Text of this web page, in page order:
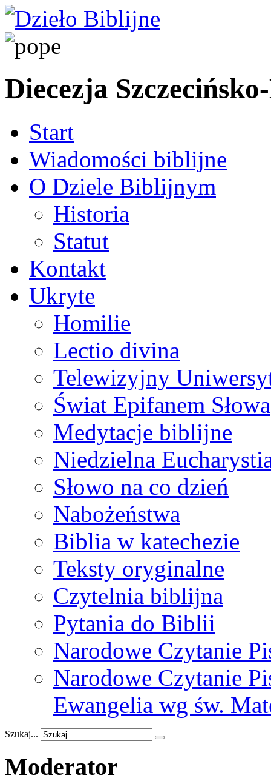
Diecezja
Start
Wiadomości biblijne
O Dziele Biblijnym
Historia
Statut
Kontakt
Ukryte
Homilie
Lectio divina
Telewizyjny
Świat Epifanem Słowa
Medytacje biblijne
Niedzielna
Słowo na co dzień
Nabożeństwa
Biblia w katechezie
Teksty oryginalne
Czytelnia biblijna
Pytania do Biblii
Narodowe Czytanie
Narodowe Czytanie
Ewangelia wg św.
Szukaj...
Moderator